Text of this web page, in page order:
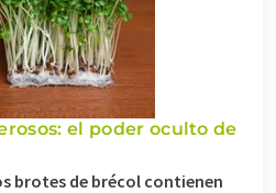
el poder oculto de
brotes de brécol contienen